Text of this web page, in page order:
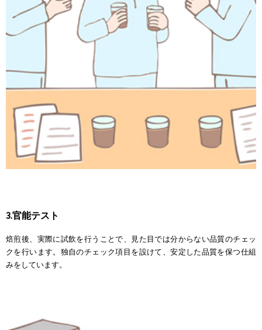
3.官能テスト
焙煎後、実際に試飲を行うことで、見た目では分からない品質のチェッ
クを行います。独自のチェック項目を設けて、安定した品質を保つ仕組
みをしています。